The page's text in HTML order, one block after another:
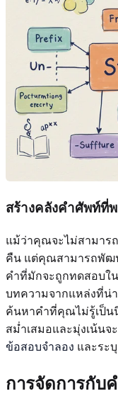
สร้างคลังคำศัพท์ที่
แม้ว่าคุณจะไม่สามาร
คืน แต่คุณสามารถพัฒ
คำที่มักจะถูกทดสอบใ
บทความจากแหล่งที่น่
ค้นหาคำที่คุณไม่รู้เป็น
สม่ำเสมอและมุ่งเน้นจ
ข้อสอบจำลอง และระ
การจัดการกับ